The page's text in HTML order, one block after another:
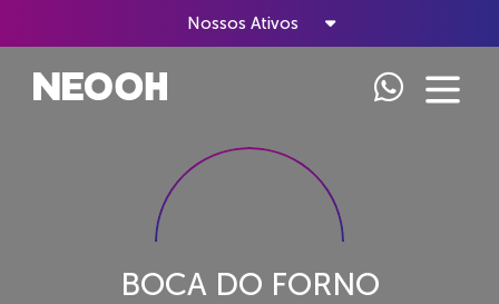
Nossos Ativos
BOCA DO FORNO